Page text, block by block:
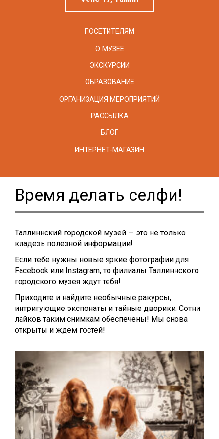
ПОСЕТИТЕЛЯМ
О МУЗЕЕ
ЭКСКУРСИИ
ОБРАЗОВАНИЕ
ОРГАНИЗАЦИЯ МЕРОПРИЯТИЙ
РАССЫЛКА
БЛОГ
ИНТЕРНЕТ-МАГАЗИН
Время делать селфи!
Таллиннский городской музей — это не только
кладезь полезной информации!
Если тебе нужны новые яркие фотографии для
Facebook или Instagram, то филиалы Таллиннского
городского музея ждут тебя!
Приходите и найдите необычные ракурсы,
интригующие экспонаты и тайные дворики. Сотни
лайков таким снимкам обеспечены! Мы снова
открыты и ждем гостей!